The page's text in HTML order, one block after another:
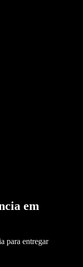
em
para entregar